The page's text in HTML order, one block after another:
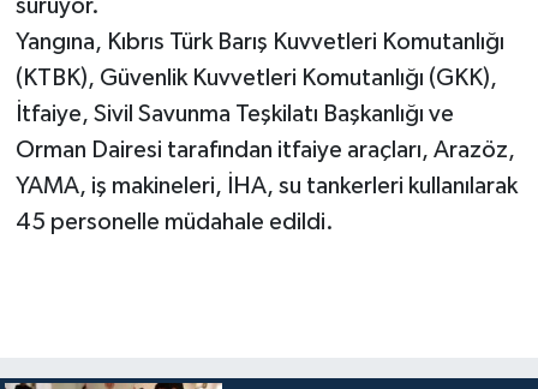
sürüyor.
Yangına, Kıbrıs Türk Barış Kuvvetleri Komutanlığı
(KTBK), Güvenlik Kuvvetleri Komutanlığı (GKK),
İtfaiye, Sivil Savunma Teşkilatı Başkanlığı ve
Orman Dairesi tarafından itfaiye araçları, Arazöz,
YAMA, iş makineleri, İHA, su tankerleri kullanılarak
45 personelle müdahale edildi.